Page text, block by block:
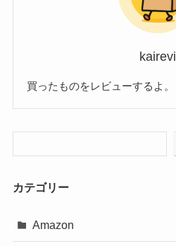
kairevi
買ったものをレビューするよ。
カテゴリー
Amazon